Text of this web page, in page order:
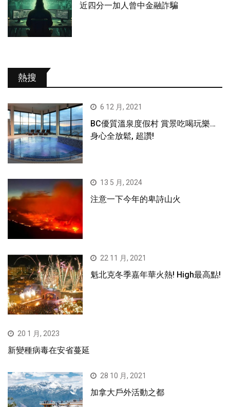
近四分一加人曾中金融詐騙
熱搜
6 12 月, 2021
BC優質溫泉度假村 賞景吃喝玩樂…
身心全放鬆, 超讚!
13 5 月, 2024
注意一下今年的卑詩山火
22 11 月, 2021
魁北克冬季嘉年華火熱! High最高點!
20 1 月, 2023
新變種病毒在安省蔓延
28 10 月, 2021
加拿大戶外活動之都